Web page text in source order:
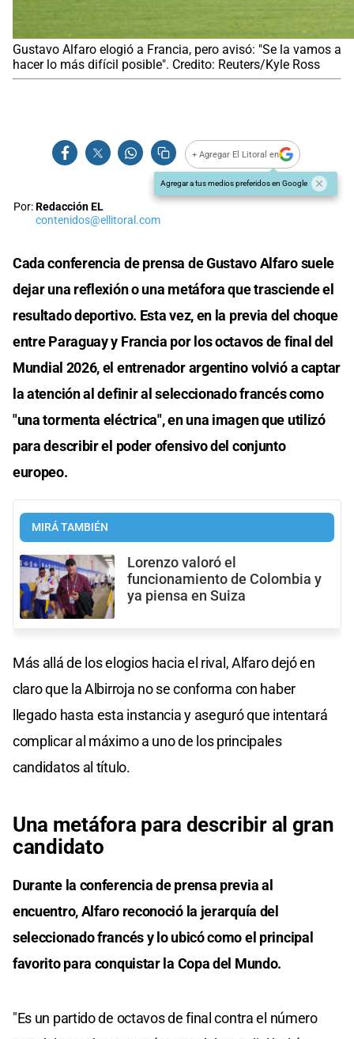
Gustavo Alfaro elogió a Francia, pero avisó: "Se la vamos a
hacer lo más difícil posible". Credito: Reuters/Kyle Ross
+ Agregar El Litoral en
Agregar a tus medios preferidos en Google
Por:Redacción EL
contenidos@ellitoral.com
Cada conferencia de prensa de Gustavo Alfaro suele
dejar una reflexión o una metáfora que trasciende el
resultado deportivo. Esta vez, en la previa del choque
entre Paraguay y Francia por los octavos de final del
Mundial 2026, el entrenador argentino volvió a captar
la atención al definir al seleccionado francés como
"una tormenta eléctrica", en una imagen que utilizó
para describir el poder ofensivo del conjunto
europeo.
MIRÁ TAMBIÉN
Lorenzo valoró el
funcionamiento de Colombia y
ya piensa en Suiza
Más allá de los elogios hacia el rival, Alfaro dejó en
claro que la Albirroja no se conforma con haber
llegado hasta esta instancia y aseguró que intentará
complicar al máximo a uno de los principales
candidatos al título.
Una metáfora para describir al gran
candidato
Durante la conferencia de prensa previa al
encuentro, Alfaro reconoció la jerarquía del
seleccionado francés y lo ubicó como el principal
favorito para conquistar la Copa del Mundo.
"Es un partido de octavos de final contra el número